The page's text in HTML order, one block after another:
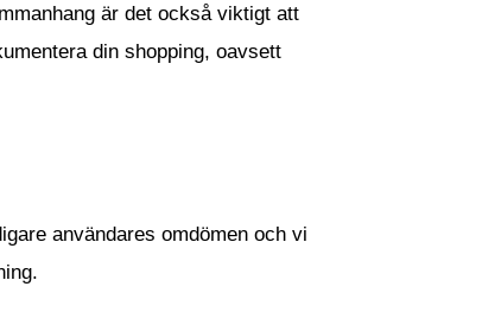
är det också viktigt att
din shopping, oavsett
användares omdömen och vi